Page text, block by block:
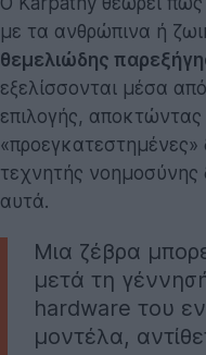
με τα ανθρώπινα ή
θεμελιώδης
εξελίσσονται μέσα
επιλογής, αποκτώντας
τεχνητής νοημοσύνης
αυτά.
Μια ζέβρα
μετά τη
hardware του
μοντέλα,